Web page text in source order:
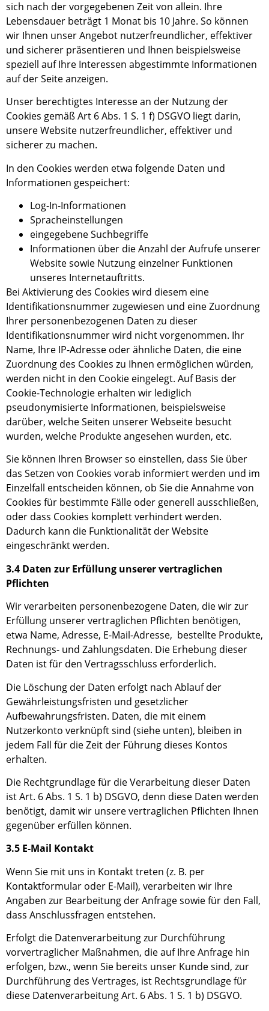
sich nach der vorgegebenen Zeit von allein. Ihre
Lebensdauer beträgt 1 Monat bis 10 Jahre. So können
wir Ihnen unser Angebot nutzerfreundlicher, effektiver
und sicherer präsentieren und Ihnen beispielsweise
speziell auf Ihre Interessen abgestimmte Informationen
auf der Seite anzeigen.
Unser berechtigtes Interesse an der Nutzung der
Cookies gemäß Art 6 Abs. 1 S. 1 f) DSGVO liegt darin,
unsere Website nutzerfreundlicher, effektiver und
sicherer zu machen.
In den Cookies werden etwa folgende Daten und
Informationen gespeichert:
Log-In-Informationen
Spracheinstellungen
eingegebene Suchbegriffe
Informationen über die Anzahl der Aufrufe unserer
Website sowie Nutzung einzelner Funktionen
unseres Internetauftritts.
Bei Aktivierung des Cookies wird diesem eine
Identifikationsnummer zugewiesen und eine Zuordnung
Ihrer personenbezogenen Daten zu dieser
Identifikationsnummer wird nicht vorgenommen. Ihr
Name, Ihre IP-Adresse oder ähnliche Daten, die eine
Zuordnung des Cookies zu Ihnen ermöglichen würden,
werden nicht in den Cookie eingelegt. Auf Basis der
Cookie-Technologie erhalten wir lediglich
pseudonymisierte Informationen, beispielsweise
darüber, welche Seiten unserer Webseite besucht
wurden, welche Produkte angesehen wurden, etc.
Sie können Ihren Browser so einstellen, dass Sie über
das Setzen von Cookies vorab informiert werden und im
Einzelfall entscheiden können, ob Sie die Annahme von
Cookies für bestimmte Fälle oder generell ausschließen,
oder dass Cookies komplett verhindert werden.
Dadurch kann die Funktionalität der Website
eingeschränkt werden.
3.4 Daten zur Erfüllung unserer vertraglichen
Pflichten
Wir verarbeiten personenbezogene Daten, die wir zur
Erfüllung unserer vertraglichen Pflichten benötigen,
etwa Name, Adresse, E-Mail-Adresse, bestellte Produkte,
Rechnungs- und Zahlungsdaten. Die Erhebung dieser
Daten ist für den Vertragsschluss erforderlich.
Die Löschung der Daten erfolgt nach Ablauf der
Gewährleistungsfristen und gesetzlicher
Aufbewahrungsfristen. Daten, die mit einem
Nutzerkonto verknüpft sind (siehe unten), bleiben in
jedem Fall für die Zeit der Führung dieses Kontos
erhalten.
Die Rechtgrundlage für die Verarbeitung dieser Daten
ist Art. 6 Abs. 1 S. 1 b) DSGVO, denn diese Daten werden
benötigt, damit wir unsere vertraglichen Pflichten Ihnen
gegenüber erfüllen können.
3.5 E-Mail Kontakt
Wenn Sie mit uns in Kontakt treten (z. B. per
Kontaktformular oder E-Mail), verarbeiten wir Ihre
Angaben zur Bearbeitung der Anfrage sowie für den Fall,
dass Anschlussfragen entstehen.
Erfolgt die Datenverarbeitung zur Durchführung
vorvertraglicher Maßnahmen, die auf Ihre Anfrage hin
erfolgen, bzw., wenn Sie bereits unser Kunde sind, zur
Durchführung des Vertrages, ist Rechtsgrundlage für
diese Datenverarbeitung Art. 6 Abs. 1 S. 1 b) DSGVO.